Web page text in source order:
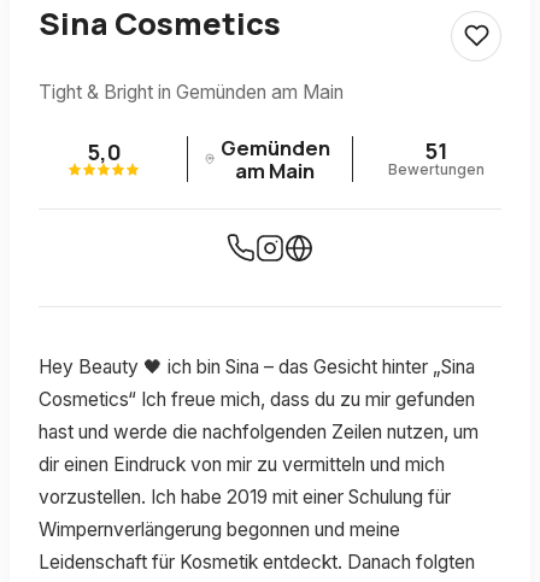
Sina Cosmetics
Tight & Bright in Gemünden am Main
5,0
Gemünden
am Main
51
Bewertungen
Hey Beauty 🖤 ich bin Sina – das Gesicht hinter „Sina
Cosmetics“ Ich freue mich, dass du zu mir gefunden
hast und werde die nachfolgenden Zeilen nutzen, um
dir einen Eindruck von mir zu vermitteln und mich
vorzustellen. Ich habe 2019 mit einer Schulung für
Wimpernverlängerung begonnen und meine
Leidenschaft für Kosmetik entdeckt. Danach folgten